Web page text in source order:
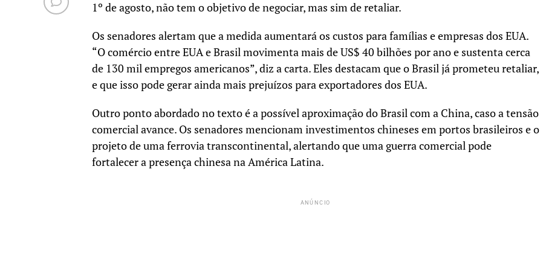
1º de agosto, não tem o objetivo de negociar, mas sim de retaliar.
Os senadores alertam que a medida aumentará os custos para famílias e empresas dos EUA.
“O comércio entre EUA e Brasil movimenta mais de US$ 40 bilhões por ano e sustenta cerca
de 130 mil empregos americanos”, diz a carta. Eles destacam que o Brasil já prometeu retaliar,
e que isso pode gerar ainda mais prejuízos para exportadores dos EUA.
Outro ponto abordado no texto é a possível aproximação do Brasil com a China, caso a tensão
comercial avance. Os senadores mencionam investimentos chineses em portos brasileiros e o
projeto de uma ferrovia transcontinental, alertando que uma guerra comercial pode
fortalecer a presença chinesa na América Latina.
ANÚNCIO